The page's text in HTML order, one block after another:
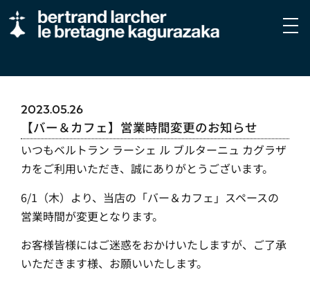
2023.05.26
【バー＆カフェ】営業時間変更のお知らせ
いつもベルトラン ラーシェ ル ブルターニュ カグラザ
カをご利用いただき、誠にありがとうございます。
6/1（木）より、当店の「バー＆カフェ」スペースの
営業時間が変更となります。
お客様皆様にはご迷惑をおかけいたしますが、ご了承
いただきます様、お願いいたします。